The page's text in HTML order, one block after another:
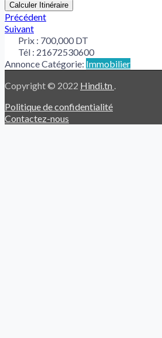
Calculer Itinéraire
Précédent
Suivant
Prix : 700,000 DT
Tél : 21672530600
Annonce Catégorie: Immobilier
Copyright © 2022 Hindi.tn .
Politique de confidentialité
Contactez-nous